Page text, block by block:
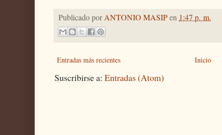
Publicado porANTONIO MASIPen 1:47 p. m.
Entradas más recientes Inicio
Suscribirse a: Entradas (Atom)